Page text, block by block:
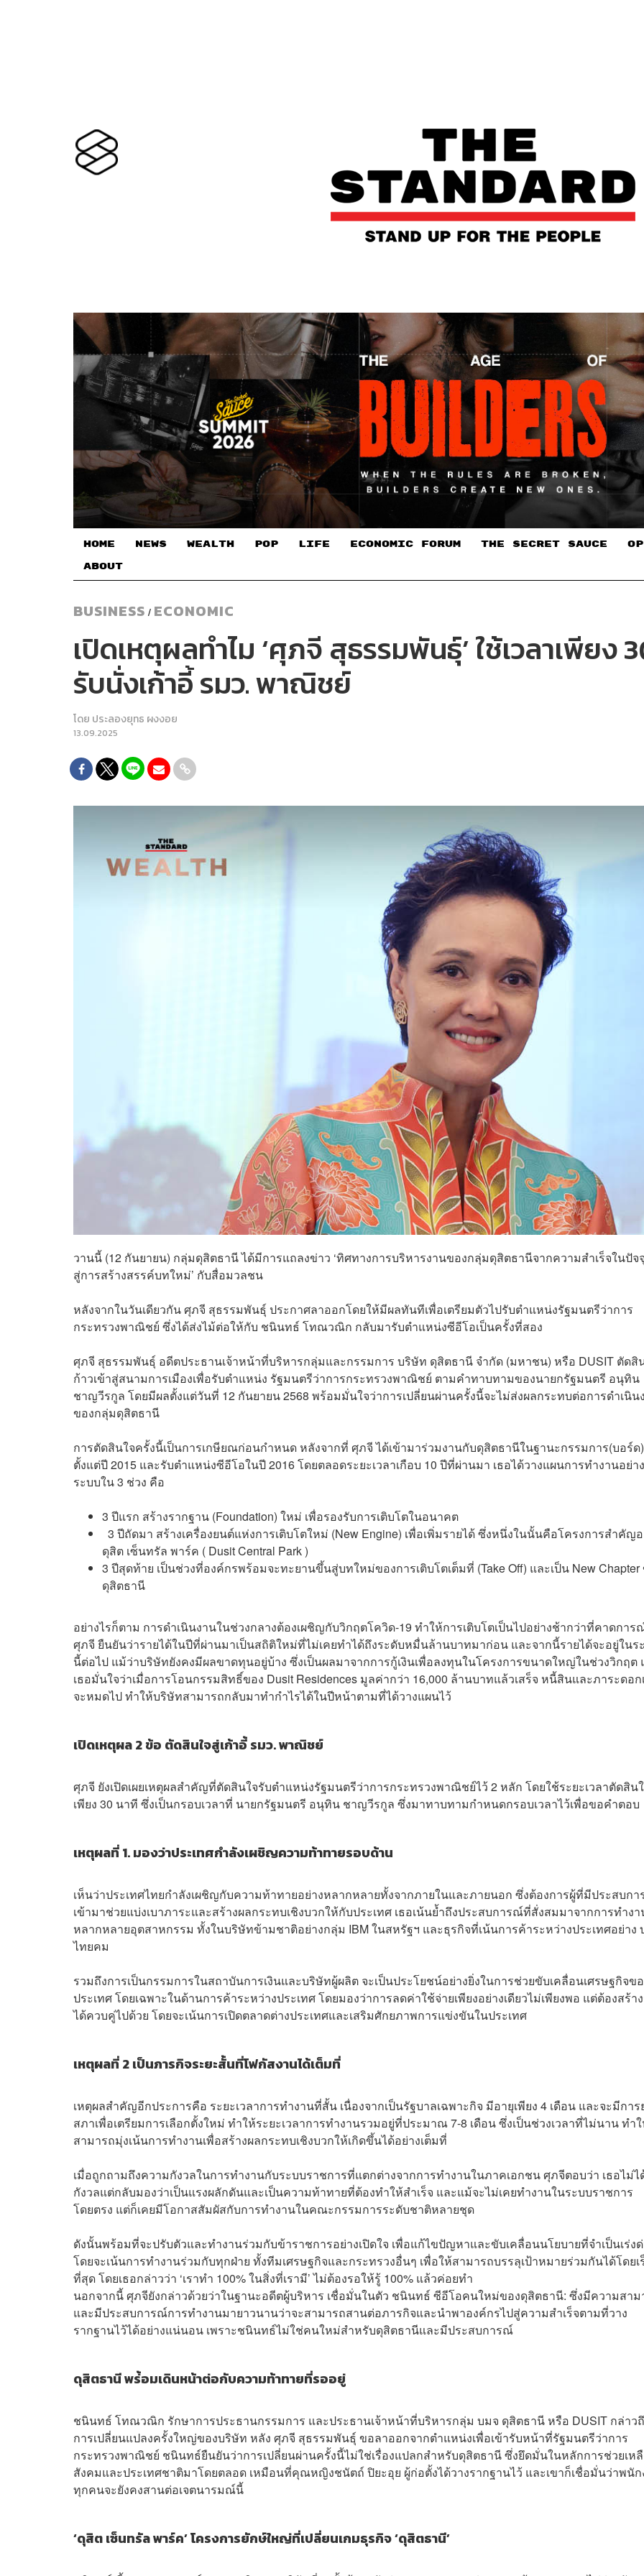
HOME NEWS WEALTH POP LIFE ECONOMIC FORUM THE SECRET SAUCE​
ABOUT
BUSINESS / ECONOMIC
เปิดเหตุผลทำไม ‘ศุภจี สุธรรมพันธุ์’ ใช้เวลาเพีย
รับนั่งเก้าอี้ รมว. พาณิชย์
โดย ประลองยุทธ ผงงอย
13.09.2025
วานนี้ (12 กันยายน) กลุ่มดุสิตธานี ได้มีการแถลงข่าว ‘ทิศทางการบริหารงานของกลุ่มดุสิตธานีจากความสำเร็จในปัจ
สู่การสร้างสรรค์บทใหม่’ กับสื่อมวลชน
หลังจากในวันเดียวกัน ศุภจี สุธรรมพันธุ์ ประกาศลาออกโดยให้มีผลทันทีเพื่อเตรียมตัวไปรับตำแหน่งรัฐมนตรีว่าการ
กระทรวงพาณิชย์ ซึ่งได้ส่งไม้ต่อให้กับ ชนินทธ์ โทณวณิก กลับมารับตำแหน่งซีอีโอเป็นครั้งที่สอง
ศุภจี สุธรรมพันธุ์ อดีตประธานเจ้าหน้าที่บริหารกลุ่มและกรรมการ บริษัท ดุสิตธานี จำกัด (มหาชน) หรือ DUSIT ตัดสิ
ก้าวเข้าสู่สนามการเมืองเพื่อรับตำแหน่ง รัฐมนตรีว่าการกระทรวงพาณิชย์ ตามคำทาบทามของนายกรัฐมนตรี อนุทิน
ชาญวีรกูล โดยมีผลตั้งแต่วันที่ 12 กันยายน 2568 พร้อมมั่นใจว่าการเปลี่ยนผ่านครั้งนี้จะไม่ส่งผลกระทบต่อการดำเนิน
ของกลุ่มดุสิตธานี
การตัดสินใจครั้งนี้เป็นการเกษียณก่อนกำหนด หลังจากที่ ศุภจี ได้เข้ามาร่วมงานกับดุสิตธานีในฐานะกรรมการ(บอร์ด)
ตั้งแต่ปี 2015 และรับตำแหน่งซีอีโอในปี 2016 โดยตลอดระยะเวลาเกือบ 10 ปีที่ผ่านมา เธอได้วางแผนการทำงานอย่า
ระบบใน 3 ช่วง คือ
3 ปีแรก สร้างรากฐาน (Foundation) ใหม่ เพื่อรองรับการเติบโตในอนาคต
3 ปีถัดมา สร้างเครื่องยนต์แห่งการเติบโตใหม่ (New Engine) เพื่อเพิ่มรายได้ ซึ่งหนึ่งในนั้นคือโครงการสำคัญ
ดุสิต เซ็นทรัล พาร์ค ( Dusit Central Park )
3 ปีสุดท้าย เป็นช่วงที่องค์กรพร้อมจะทะยานขึ้นสู่บทใหม่ของการเติบโตเต็มที่ (Take Off) และเป็น New Chapter
ดุสิตธานี
อย่างไรก็ตาม การดำเนินงานในช่วงกลางต้องเผชิญกับวิกฤตโควิด-19 ทำให้การเติบโตเป็นไปอย่างช้ากว่าที่คาดการ
ศุภจี ยืนยันว่ารายได้ในปีที่ผ่านมาเป็นสถิติใหม่ที่ไม่เคยทำได้ถึงระดับหมื่นล้านบาทมาก่อน และจากนี้รายได้จะอยู่ในร
นี้ต่อไป แม้ว่าบริษัทยังคงมีผลขาดทุนอยู่บ้าง ซึ่งเป็นผลมาจากการกู้เงินเพื่อลงทุนในโครงการขนาดใหญ่ในช่วงวิกฤต
เธอมั่นใจว่าเมื่อการโอนกรรมสิทธิ์ของ Dusit Residences มูลค่ากว่า 16,000 ล้านบาทแล้วเสร็จ หนี้สินและภาระดอก
จะหมดไป ทำให้บริษัทสามารถกลับมาทำกำไรได้ในปีหน้าตามที่ได้วางแผนไว้
เปิดเหตุผล 2 ข้อ ตัดสินใจสู่เก้าอี้ รมว. พาณิชย์
ศุภจี ยังเปิดเผยเหตุผลสำคัญที่ตัดสินใจรับตำแหน่งรัฐมนตรีว่าการกระทรวงพาณิชย์ไว้ 2 หลัก โดยใช้ระยะเวลาตัดสิน
เพียง 30 นาที ซึ่งเป็นกรอบเวลาที่ นายกรัฐมนตรี อนุทิน ชาญวีรกูล ซึ่งมาทาบทามกำหนดกรอบเวลาไว้เพื่อขอคำตอบ
เหตุผลที่ 1. มองว่าประเทศกำลังเผชิญความท้าทายรอบด้าน
เห็นว่าประเทศไทยกำลังเผชิญกับความท้าทายอย่างหลากหลายทั้งจากภายในและภายนอก ซึ่งต้องการผู้ที่มีประสบก
เข้ามาช่วยแบ่งเบาภาระและสร้างผลกระทบเชิงบวกให้กับประเทศ เธอเน้นย้ำถึงประสบการณ์ที่สั่งสมมาจากการทำง
หลากหลายอุตสาหกรรม ทั้งในบริษัทข้ามชาติอย่างกลุ่ม IBM ในสหรัฐฯ และธุรกิจที่เน้นการค้าระหว่างประเทศอย่าง
ไทยคม
รวมถึงการเป็นกรรมการในสถาบันการเงินและบริษัทผู้ผลิต จะเป็นประโยชน์อย่างยิ่งในการช่วยขับเคลื่อนเศรษฐกิจข
ประเทศ โดยเฉพาะในด้านการค้าระหว่างประเทศ โดยมองว่าการลดค่าใช้จ่ายเพียงอย่างเดียวไม่เพียงพอ แต่ต้องสร้า
ได้ควบคู่ไปด้วย โดยจะเน้นการเปิดตลาดต่างประเทศและเสริมศักยภาพการแข่งขันในประเทศ
เหตุผลที่ 2 เป็นภารกิจระยะสั้นที่โฟกัสงานได้เต็มที่
เหตุผลสำคัญอีกประการคือ ระยะเวลาการทำงานที่สั้น เนื่องจากเป็นรัฐบาลเฉพาะกิจ มีอายุเพียง 4 เดือน และจะมีการ
สภาเพื่อเตรียมการเลือกตั้งใหม่ ทำให้ระยะเวลาการทำงานรวมอยู่ที่ประมาณ 7-8 เดือน ซึ่งเป็นช่วงเวลาที่ไม่นาน ทำ
สามารถมุ่งเน้นการทำงานเพื่อสร้างผลกระทบเชิงบวกให้เกิดขึ้นได้อย่างเต็มที่
เมื่อถูกถามถึงความกังวลในการทำงานกับระบบราชการที่แตกต่างจากการทำงานในภาคเอกชน ศุภจีตอบว่า เธอไม่ไ
กังวลแต่กลับมองว่าเป็นแรงผลักดันและเป็นความท้าทายที่ต้องทำให้สำเร็จ และแม้จะไม่เคยทำงานในระบบราชการ
โดยตรง แต่ก็เคยมีโอกาสสัมผัสกับการทำงานในคณะกรรมการระดับชาติหลายชุด
ดังนั้นพร้อมที่จะปรับตัวและทำงานร่วมกับข้าราชการอย่างเปิดใจ เพื่อแก้ไขปัญหาและขับเคลื่อนนโยบายที่จำเป็นเร่ง
โดยจะเน้นการทำงานร่วมกับทุกฝ่าย ทั้งทีมเศรษฐกิจและกระทรวงอื่นๆ เพื่อให้สามารถบรรลุเป้าหมายร่วมกันได้โดยเ
ที่สุด โดยเธอกล่าวว่า ‘เราทำ 100% ในสิ่งที่เรามี’ ไม่ต้องรอให้รู้ 100% แล้วค่อยทำ
นอกจากนี้ ศุภจียังกล่าวด้วยว่าในฐานะอดีตผู้บริหาร เชื่อมั่นในตัว ชนินทธ์ ซีอีโอคนใหม่ของดุสิตธานี: ซึ่งมีความสาม
และมีประสบการณ์การทำงานมายาวนานว่าจะสามารถสานต่อภารกิจและนำพาองค์กรไปสู่ความสำเร็จตามที่วาง
รากฐานไว้ได้อย่างแน่นอน เพราะชนินทธ์ไม่ใช่คนใหม่สำหรับดุสิตธานีและมีประสบการณ์
ดุสิตธานี พร่้อมเดินหน้าต่อกับความท้าทายที่รออยู่
ชนินทธ์ โทณวณิก รักษาการประธานกรรมการ และประธานเจ้าหน้าที่บริหารกลุ่ม บมจ ดุสิตธานี หรือ DUSIT กล่าว
การเปลี่ยนแปลงครั้งใหญ่ของบริษัท หลัง ศุภจี สุธรรมพันธุ์ ขอลาออกจากตำแหน่งเพื่อเข้ารับหน้าที่รัฐมนตรีว่าการ
กระทรวงพาณิชย์ ชนินทธ์ยืนยันว่าการเปลี่ยนผ่านครั้งนี้ไม่ใช่เรื่องแปลกสำหรับดุสิตธานี ซึ่งยึดมั่นในหลักการช่วยเห
สังคมและประเทศชาติมาโดยตลอด เหมือนที่คุณหญิงชนัตถ์ ปิยะอุย ผู้ก่อตั้งได้วางรากฐานไว้ และเขาก็เชื่อมั่นว่าพนั
ทุกคนจะยังคงสานต่อเจตนารมณ์นี้
‘ดุสิต เซ็นทรัล พาร์ค’ โครงการยักษ์ใหญ่ที่เปลี่ยนเกมธุรกิจ ‘ดุสิตธานี’